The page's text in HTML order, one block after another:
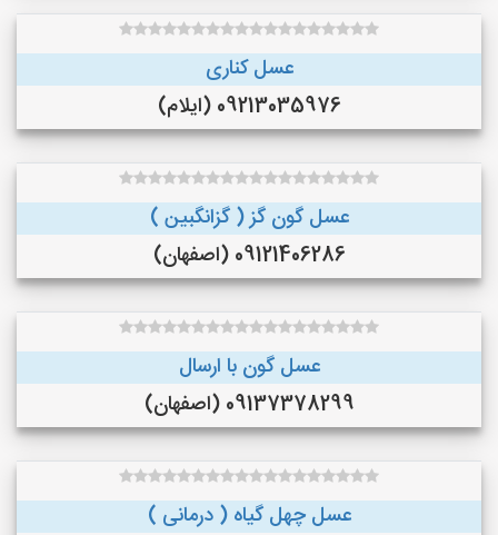
عسل کناری
09213035976 (ایلام)
عسل گون گز ( گزانگبین )
09121406286 (اصفهان)
عسل گون با ارسال
09137378299 (اصفهان)
عسل چهل گیاه ( درمانی )